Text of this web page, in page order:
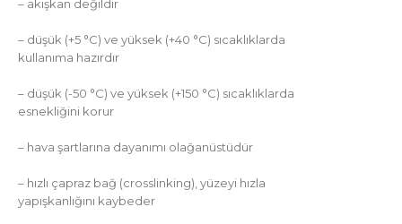
– akışkan değildir
– düşük (+5 °C) ve yüksek (+40 °C) sıcaklıklarda
kullanıma hazırdır
– düşük (-50 °C) ve yüksek (+150 °C) sıcaklıklarda
esnekliğini korur
– hava şartlarına dayanımı olağanüstüdür
– hızlı çapraz bağ (crosslinking), yüzeyi hızla
yapışkanlığını kaybeder